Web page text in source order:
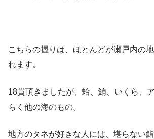
こちらの握りは、ほとんどが瀬戸内の
れます。
18貫頂きましたが、蛤、鮪、いくら、
らく他の海のもの。
地方のタネが好きな人には、堪らない鮨